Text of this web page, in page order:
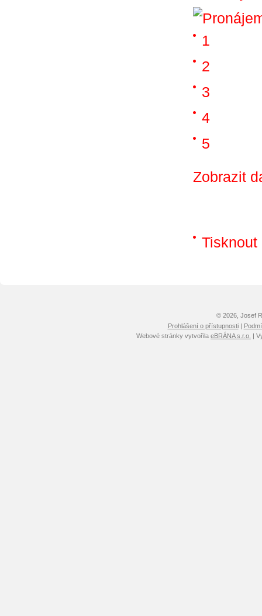
1
2
3
4
5
Zobrazit
Tisknout
© 2026, Josef
Prohlášení o přístupnosti|
Webové stránky vytvořila eBRÁNA s.r.o. |